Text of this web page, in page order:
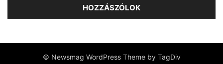
© Newsmag WordPress Theme by TagDiv